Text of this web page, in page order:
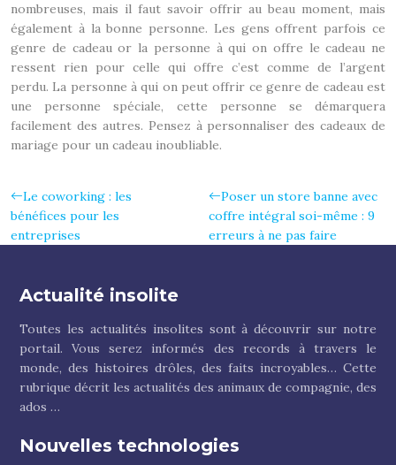
nombreuses, mais il faut savoir offrir au beau moment, mais
également à la bonne personne. Les gens offrent parfois ce
genre de cadeau or la personne à qui on offre le cadeau ne
ressent rien pour celle qui offre c’est comme de l’argent
perdu. La personne à qui on peut offrir ce genre de cadeau est
une personne spéciale, cette personne se démarquera
facilement des autres. Pensez à personnaliser des cadeaux de
mariage pour un cadeau inoubliable.
Le coworking : les
bénéfices pour les
entreprises
Poser un store banne avec
coffre intégral soi-même : 9
erreurs à ne pas faire
Actualité insolite
Toutes les actualités insolites sont à découvrir sur notre
portail. Vous serez informés des records à travers le
monde, des histoires drôles, des faits incroyables… Cette
rubrique décrit les actualités des animaux de compagnie, des
ados …
Nouvelles technologies